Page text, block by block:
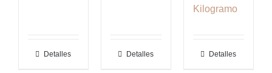
Detalles Detalles
Kilogramo
Detalles